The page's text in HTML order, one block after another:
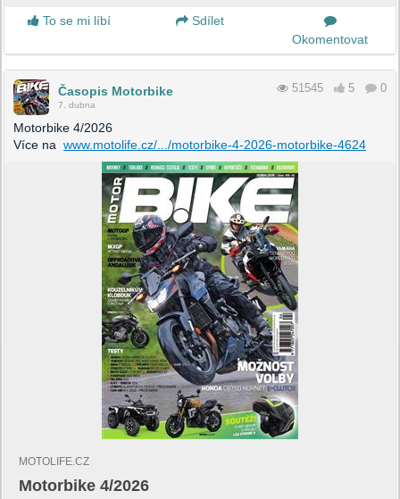
To se mi líbí
Sdílet
Okomentovat
Časopis Motorbike
7. dubna
51545 5 0
Motorbike 4/2026
Více na www.motolife.cz/.../motorbike-4-2026-motorbike-4624
MOTOLIFE.CZ
Motorbike 4/2026